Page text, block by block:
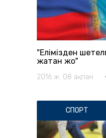
"Елімізден
жатқан жоқ"
2016 ж. 08 ақпан
СПОРТ